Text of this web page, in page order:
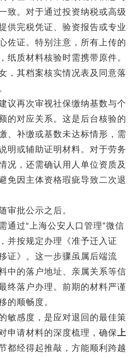
致。对于通过投资纳税或高级
供完税凭证、验资报告或专业
佐证。特别注意，所有上传的
纸质材料核验时需携带原件。
，其档案核实情况表及同意落
再次审视社保缴纳基数与个
的对应关系。这是后台核验的
、补缴或基数未达标情形，需
明或辅助证明材料。对于劳务
况，还需确认用人单位资质及
免因主体资格瑕疵导致二次退
批公示之后。
过“上海公安人口管理”微信
并按规定办理《准予迁入证
证》。这一步骤虽属后端流
中的落户地址、亲属关系等信
终落户办理。前期的材料严谨
的顺畅度。
感度，是应对退回的最佳策
申请材料的深度梳理，确保上
都经得起推敲，方能顺利跨越